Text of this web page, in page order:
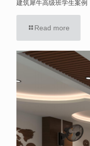
建筑犀牛高级班学生案例
Read more